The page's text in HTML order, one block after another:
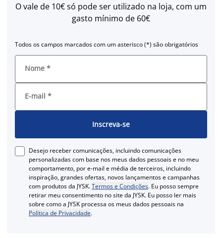
O vale de 10€ só pode ser utilizado na loja, com um
gasto mínimo de 60€
Todos os campos marcados com um asterisco (*) são obrigatórios
Nome *
E-mail *
Inscreva-se
Desejo receber comunicações, incluindo comunicações
personalizadas com base nos meus dados pessoais e no meu
comportamento, por e-mail e média de terceiros, incluindo
inspiração, grandes ofertas, novos lançamentos e campanhas
com produtos da JYSK.Termos e Condições. Eu posso sempre
retirar meu consentimento no site da JYSK. Eu posso ler mais
sobre como a JYSK processa os meus dados pessoais na
Política de Privacidade.